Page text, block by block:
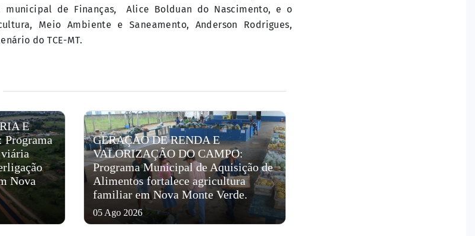
municipal de Finanças, Alice Bolduan do Nascimento, e o
Meio Ambiente e Saneamento, Anderson Rodrigues,
do TCE-MT.
E
Nova
GERAÇÃO DE RENDA E
VALORIZAÇÃO DO CAMPO:
Programa Municipal de Aquisição de
Alimentos fortalece agricultura
familiar em Nova Monte Verde.
05 Ago 2026